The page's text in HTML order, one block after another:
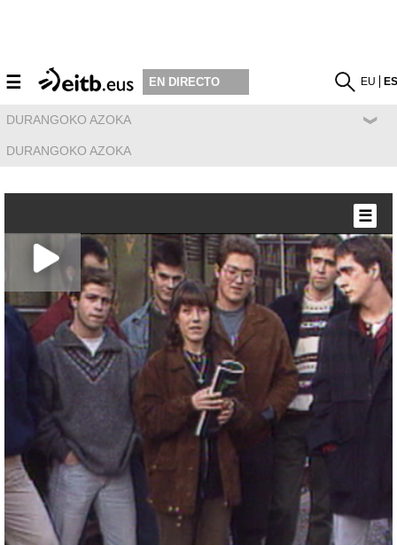
☰ EN DIRECTO EU
DURANGOKO AZOKA
DURANGOKO AZOKA
☰